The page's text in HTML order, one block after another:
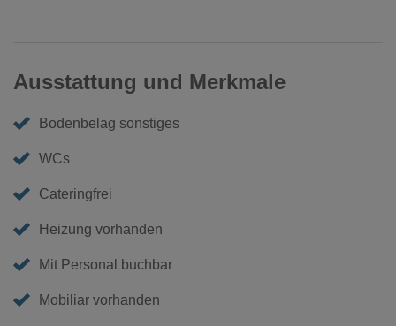
Ausstattung und Merkmale
Bodenbelag sonstiges
WCs
Cateringfrei
Heizung vorhanden
Mit Personal buchbar
Mobiliar vorhanden